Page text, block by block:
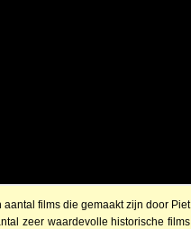
films die gemaakt zijn door Piet
zeer waardevolle historische films